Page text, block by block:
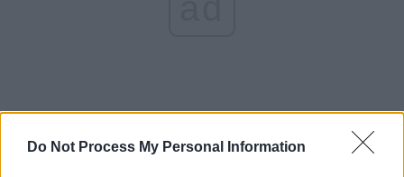
Do Not Process My Personal Information